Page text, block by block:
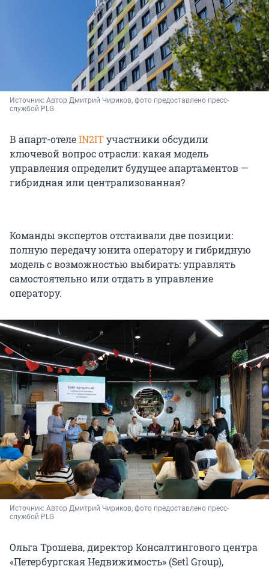
Источник: Автор Дмитрий Чириков, фото предоставлено пресс-
службой PLG
В апарт-отелеIN2ITучастники обсудили
ключевой вопрос отрасли: какая модель
управления определит будущее апартаментов —
гибридная или централизованная?
Команды экспертов отстаивали две позиции:
полную передачу юнита оператору и гибридную
модель с возможностью выбирать: управлять
самостоятельно или отдать в управление
оператору.
Источник: Автор Дмитрий Чириков, фото предоставлено пресс-
службой PLG
Ольга Трошева, директор Консалтингового центра
«Петербургская Недвижимость» (Setl Group),